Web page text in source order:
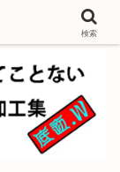
するブログ
検索